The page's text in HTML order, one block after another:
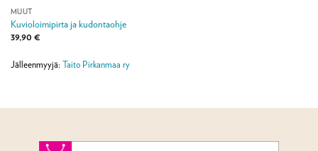
MUUT
Kuvioloimipirta ja kudontaohje
39,90 €
Jälleenmyyjä: Taito Pirkanmaa ry